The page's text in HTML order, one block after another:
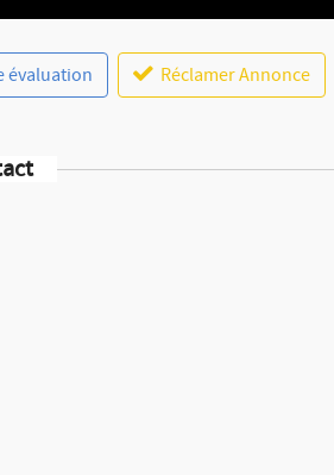
évaluation Réclamer Annonce